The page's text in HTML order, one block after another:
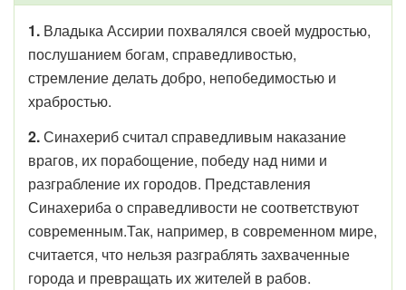
1. Владыка Ассирии похвалялся своей мудростью,
послушанием богам, справедливостью,
стремление делать добро, непобедимостью и
храбростью.
2.Синахериб считал справедливым наказание
врагов, их порабощение, победу над ними и
разграбление их городов. Представления
Синахериба о справедливости не соответствуют
современным.Так, например, в современном мире,
считается, что нельзя разграблять захваченные
города и превращать их жителей в рабов.